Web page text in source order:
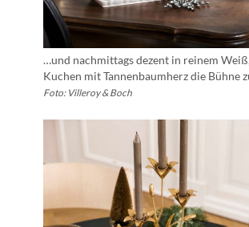
…und nachmittags dezent in reinem
Kuchen mit Tannenbaumherz die Bühne
Foto: Villeroy & Boch